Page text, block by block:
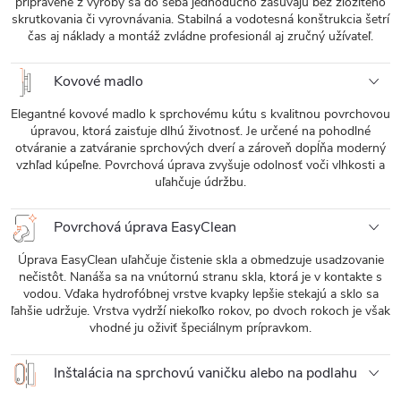
skrutkovania či vyrovnávania. Stabilná a vodotesná konštrukcia šetrí
čas aj náklady a montáž zvládne profesionál aj zručný užívateľ.
Kovové madlo
Elegantné kovové madlo k sprchovému kútu s kvalitnou povrchovou
úpravou, ktorá zaisťuje dlhú životnosť. Je určené na pohodlné
otváranie a zatváranie sprchových dverí a zároveň dopĺňa moderný
vzhľad kúpeľne. Povrchová úprava zvyšuje odolnosť voči vlhkosti a
uľahčuje údržbu.
Povrchová úprava EasyClean
Úprava EasyClean uľahčuje čistenie skla a obmedzuje usadzovanie
nečistôt. Nanáša sa na vnútornú stranu skla, ktorá je v kontakte s
vodou. Vďaka hydrofóbnej vrstve kvapky lepšie stekajú a sklo sa
ľahšie udržuje. Vrstva vydrží niekoľko rokov, po dvoch rokoch je však
vhodné ju oživiť špeciálnym prípravkom.
Inštalácia na sprchovú vaničku alebo na podlahu